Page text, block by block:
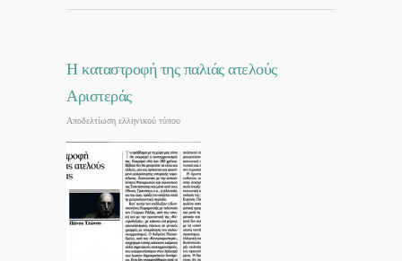
Η καταστροφή της παλιάς ατελούς
Αριστεράς
Αποδελτίωση ελληνικού τύπου